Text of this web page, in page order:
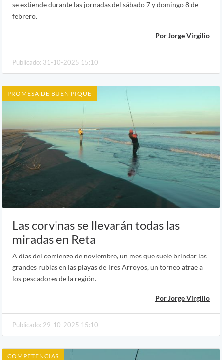
se extiende durante las jornadas del sábado 7 y domingo 8 de
febrero.
Por Jorge Virgilio
Publicado: 31-10-2025 15:10
PROMESA DE BUEN PIQUE
Las corvinas se llevarán todas las
miradas en Reta
A días del comienzo de noviembre, un mes que suele brindar las
grandes rubias en las playas de Tres Arroyos, un torneo atrae a
los pescadores de la región.
Por Jorge Virgilio
Publicado: 29-10-2025 15:10
COMPETENCIAS